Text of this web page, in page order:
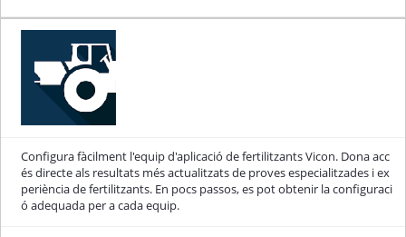
Configura fàcilment l'equip d'aplicació de fertilitzants Vicon. Dona acc
és directe als resultats més actualitzats de proves especialitzades i ex
periència de fertilitzants. En pocs passos, es pot obtenir la configuraci
ó adequada per a cada equip.